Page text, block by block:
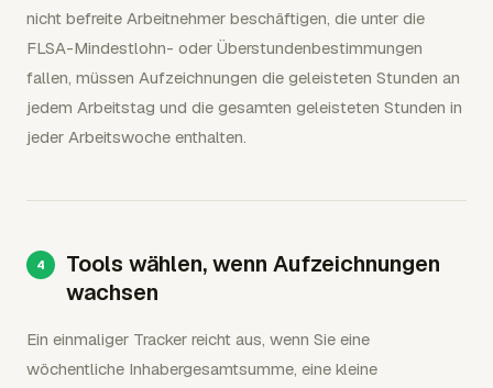
nicht befreite Arbeitnehmer beschäftigen, die unter die
FLSA-Mindestlohn- oder Überstundenbestimmungen
fallen, müssen Aufzeichnungen die geleisteten Stunden an
jedem Arbeitstag und die gesamten geleisteten Stunden in
jeder Arbeitswoche enthalten.
Tools wählen, wenn Aufzeichnungen
wachsen
Ein einmaliger Tracker reicht aus, wenn Sie eine
wöchentliche Inhabergesamtsumme, eine kleine